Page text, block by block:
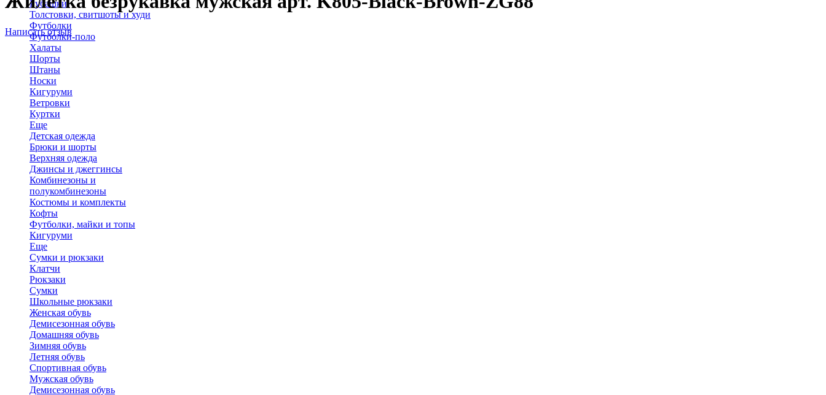
Рубашки
Толстовки, свитшоты и худи
Футболки
Футболки-поло
Халаты
Шорты
Штаны
Носки
Кигуруми
Ветровки
Куртки
Еще
Детская одежда
Брюки и шорты
Верхняя одежда
Джинсы и джеггинсы
Комбинезоны и
полукомбинезоны
Костюмы и комплекты
Кофты
Футболки, майки и топы
Кигуруми
Еще
Сумки и рюкзаки
Клатчи
Рюкзаки
Сумки
Школьные рюкзаки
Женская обувь
Демисезонная обувь
Домашняя обувь
Зимняя обувь
Летняя обувь
Спортивная обувь
Мужская обувь
Демисезонная обувь
Написать отзыв